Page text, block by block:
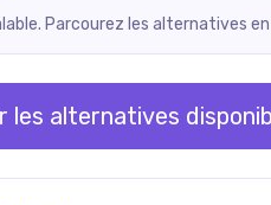
Parcourez les alternatives
les alternatives